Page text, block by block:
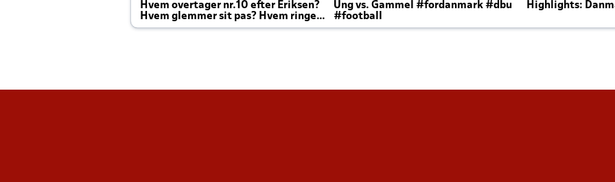
Hvem overtager nr.10 efter Eriksen?
Hvem glemmer sit pas? Hvem ringer
Joachim altid til efter kampe?
Ung vs. Gammel #fordanmark #dbu
#football
Highlights: